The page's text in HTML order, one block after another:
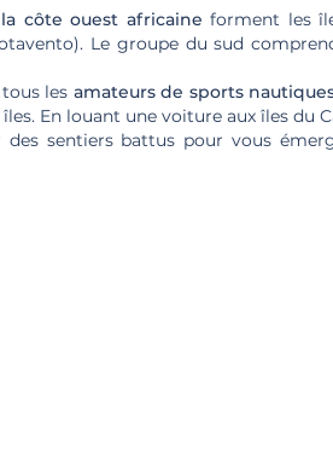
côte ouest africaine forment les
Le groupe du sud
les amateurs de sports
En louant une voiture aux îles du
sentiers battus pour vous